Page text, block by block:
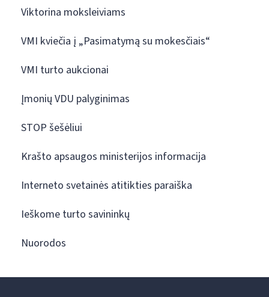
Viktorina moksleiviams
VMI kviečia į „Pasimatymą su mokesčiais“
VMI turto aukcionai
Įmonių VDU palyginimas
STOP šešėliui
Krašto apsaugos ministerijos informacija
Interneto svetainės atitikties paraiška
Ieškome turto savininkų
Nuorodos